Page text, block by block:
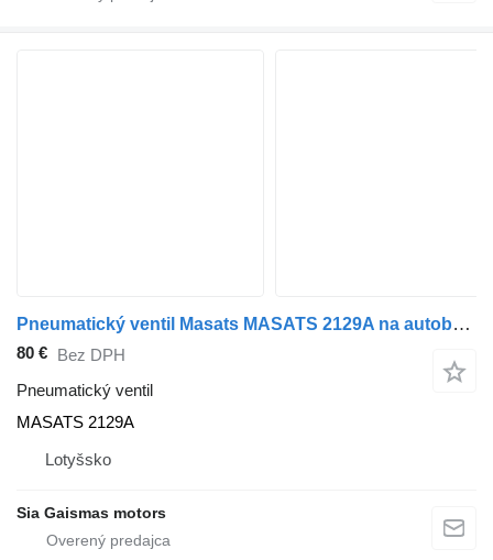
Pneumatický ventil Masats MASATS 2129A na autobusa Volvo
80 € Bez DPH
Pneumatický ventil
MASATS 2129A
Lotyšsko
Sia Gaismas motors